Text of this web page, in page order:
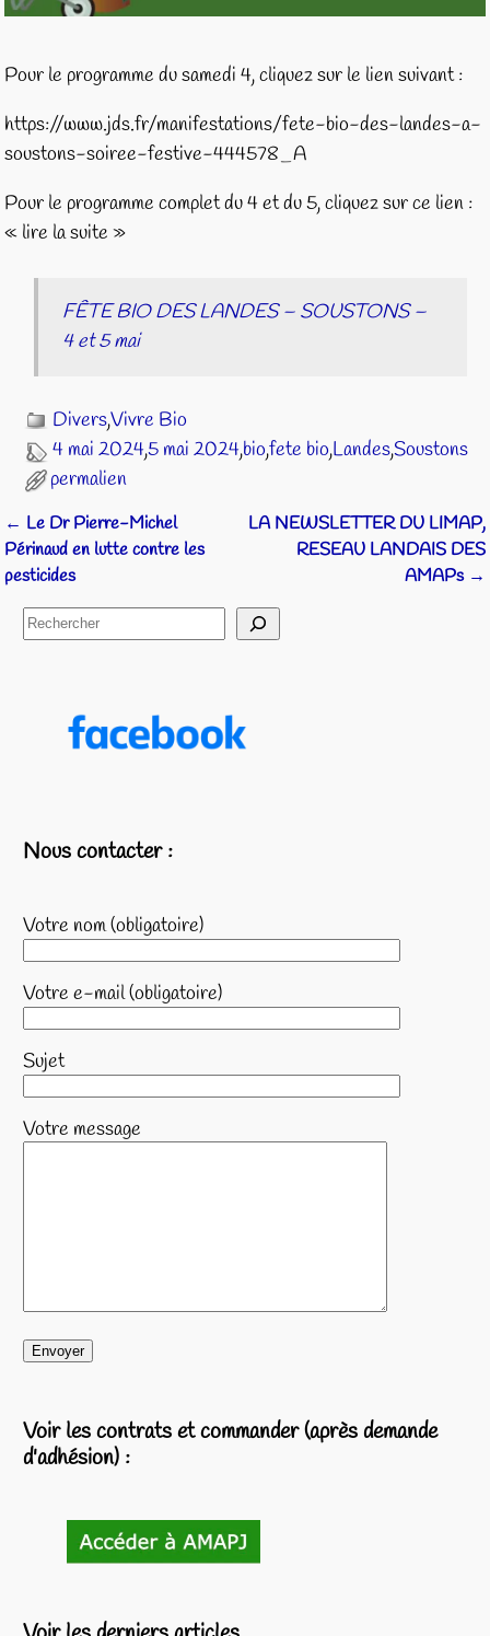
Pour le programme du samedi 4, cliquez sur le lien suivant :
https://www.jds.fr/manifestations/fete-bio-des-landes-a-
soustons-soiree-festive-444578_A
Pour le programme complet du 4 et du 5, cliquez sur ce lien :
« lire la suite »
FÊTE BIO DES LANDES – SOUSTONS –
4 et 5 mai
Divers,Vivre Bio
4 mai 2024,5 mai 2024,bio,fete bio,Landes,Soustons
permalien
Navigation des articles
← Le Dr Pierre-Michel
Périnaud en lutte contre les
pesticides
LA NEWSLETTER DU LIMAP,
RESEAU LANDAIS DES
AMAPs →
Nous contacter :
Votre nom (obligatoire)
Votre e-mail (obligatoire)
Sujet
Votre message
Voir les contrats et commander (après demande
d'adhésion) :